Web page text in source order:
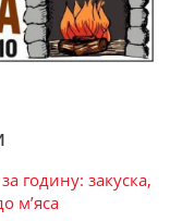
годину: закуска,
м’яса